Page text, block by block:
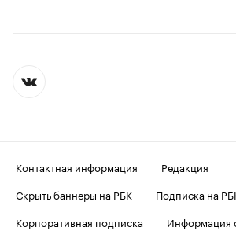
Контактная информация
Редакция
Скрыть баннеры на РБК
Подписка на
Корпоративная подписка
Информация